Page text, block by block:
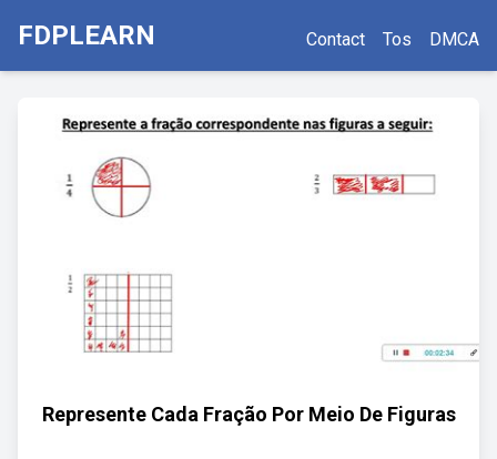
FDPLEARN Contact Tos DMCA
Represente Cada Fração Por Meio De Figuras